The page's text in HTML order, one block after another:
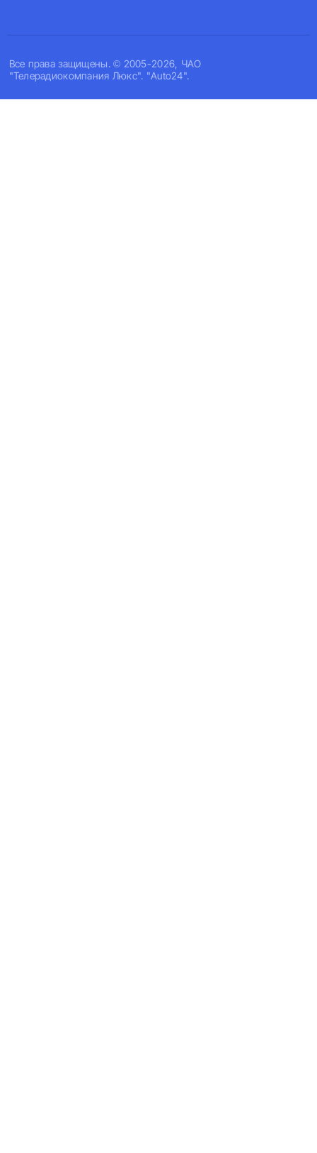
Все права защищены. © 2005-2026, ЧАО
"Телерадиокомпания Люкс". "Auto24".